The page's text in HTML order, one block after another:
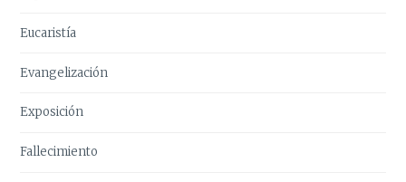
Eucaristía
Evangelización
Exposición
Fallecimiento